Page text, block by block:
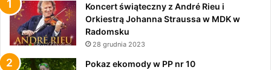
Koncert świąteczny z André Rieu i
Orkiestrą Johanna Straussa w MDK w
Radomsku
28 grudnia 2023
Pokaz ekomody w PP nr 10